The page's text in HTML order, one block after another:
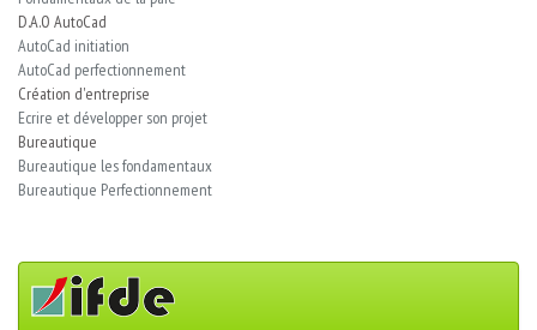
D.A.O AutoCad
AutoCad initiation
AutoCad perfectionnement
Création d'entreprise
Ecrire et développer son projet
Bureautique
Bureautique les fondamentaux
Bureautique Perfectionnement